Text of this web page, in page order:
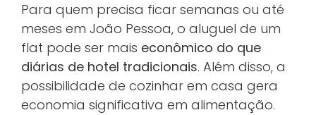
Para quem precisa ficar semanas ou até
meses em João Pessoa, o aluguel de um
flat pode ser mais econômico do que
diárias de hotel tradicionais. Além disso, a
possibilidade de cozinhar em casa gera
economia significativa em alimentação.